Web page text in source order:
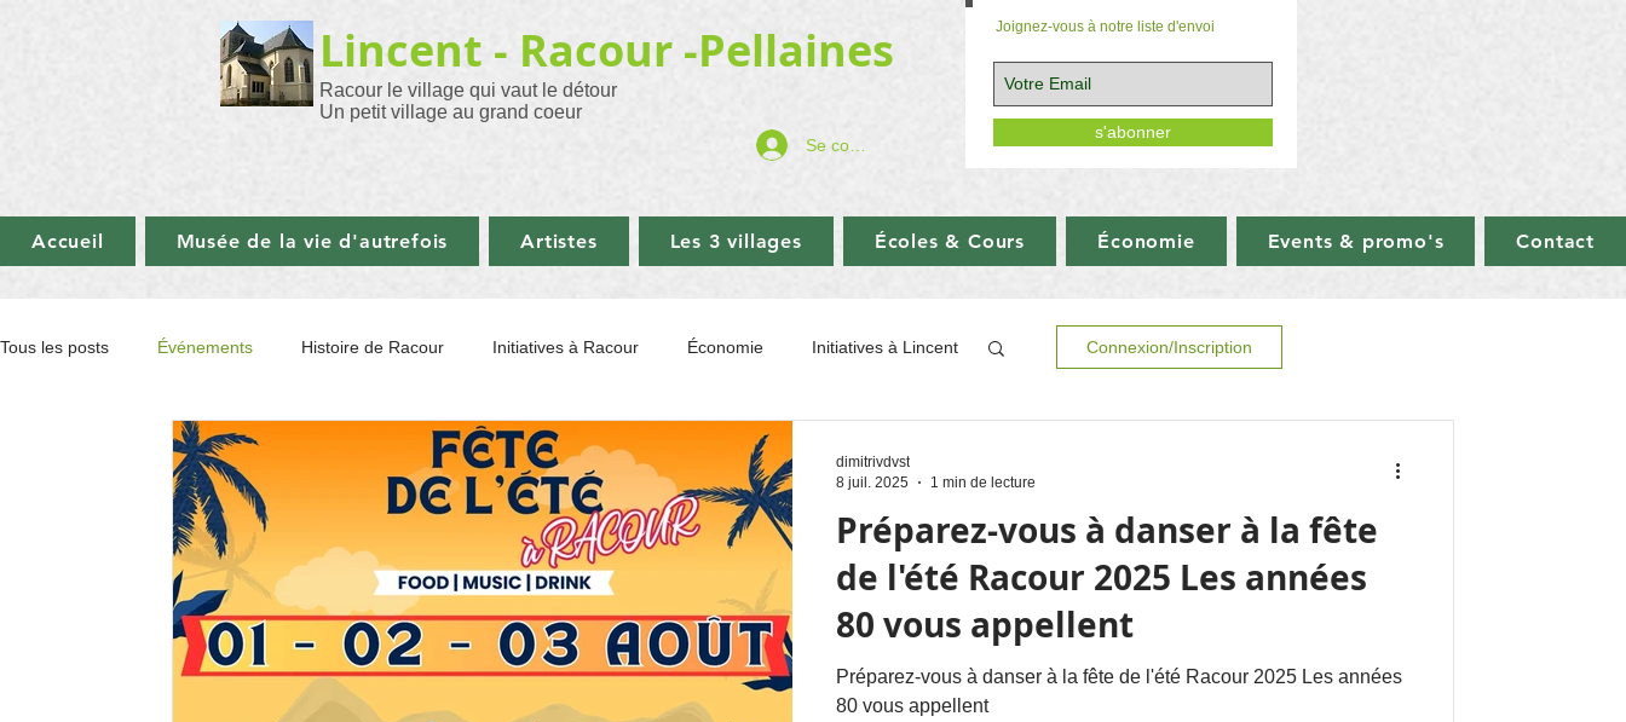
Lincent - Racour -Pellaines
Racour le village qui vaut le détour
Un petit village au grand coeur
Se connecter
Joignez-vous à notre liste d'envoi
s'abonner
Accueil Musée de la vie d'autrefois Artistes Les 3 villages Écoles & Cours Économie Events & promo's Contact
Tous les posts Événements Histoire de Racour Initiatives à Racour Économie Initiatives à Lincent
Initiatives à Pellaines Revue Communale Art et photographie Églises
Animation Florale Balades Aide ukraine LINCENT
HÉLÉCINE Théâtre Oasis Noël Manger Ateliers écoles
Connexion/Inscription
Préparez-vous à danser à la fête
de l'été Racour 2025 Les années
80 vous appellent
Préparez-vous à danser à la fête de l'été Racour 2025 Les années
80 vous appellent
dimitrivdvst
8 juil. 2025
1 min de lecture